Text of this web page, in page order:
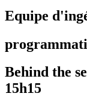
Equipe
Behind the
15h15